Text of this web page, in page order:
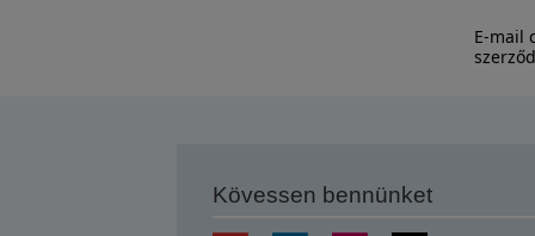
E-mail
Kövessen bennünket